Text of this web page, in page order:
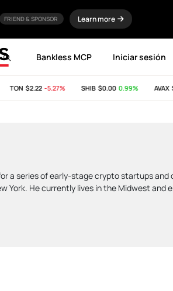
FRIEND & SPONSOR Learn more
Iniciar sesión
Bankless MCP
TON$2.22 -5.27% SHIB$0.00 0.99% AVAX
a series of early-stage crypto startups
York. He currently lives in the Midwest and